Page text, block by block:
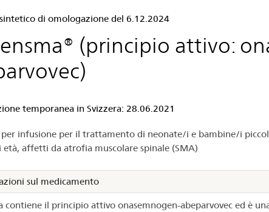
di omologazione del 6.12.2024
(principio attivo:
temporanea in Svizzera: 28.06.2021
per infusione per il trattamento di neonate/i e bambine/i
età, affetti da atrofia muscolare spinale (SMA)
sul medicamento
contiene il principio attivo onasemnogen-abeparvovec ed è